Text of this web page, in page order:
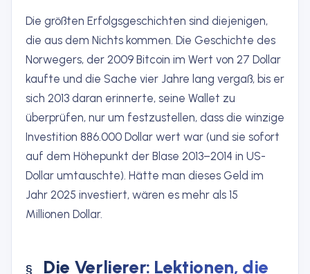
Die größten Erfolgsgeschichten sind diejenigen,
die aus dem Nichts kommen. Die Geschichte des
Norwegers, der 2009 Bitcoin im Wert von 27 Dollar
kaufte und die Sache vier Jahre lang vergaß, bis er
sich 2013 daran erinnerte, seine Wallet zu
überprüfen, nur um festzustellen, dass die winzige
Investition 886.000 Dollar wert war (und sie sofort
auf dem Höhepunkt der Blase 2013–2014 in US-
Dollar umtauschte). Hätte man dieses Geld im
Jahr 2025 investiert, wären es mehr als 15
Millionen Dollar.
Die Verlierer: Lektionen, die